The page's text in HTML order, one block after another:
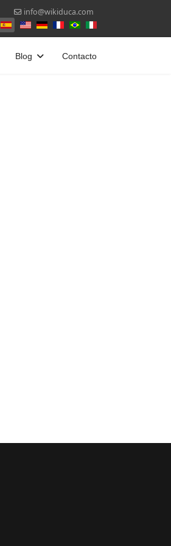
info@wikiduca.com
Seleccione su idioma
Blog Contacto